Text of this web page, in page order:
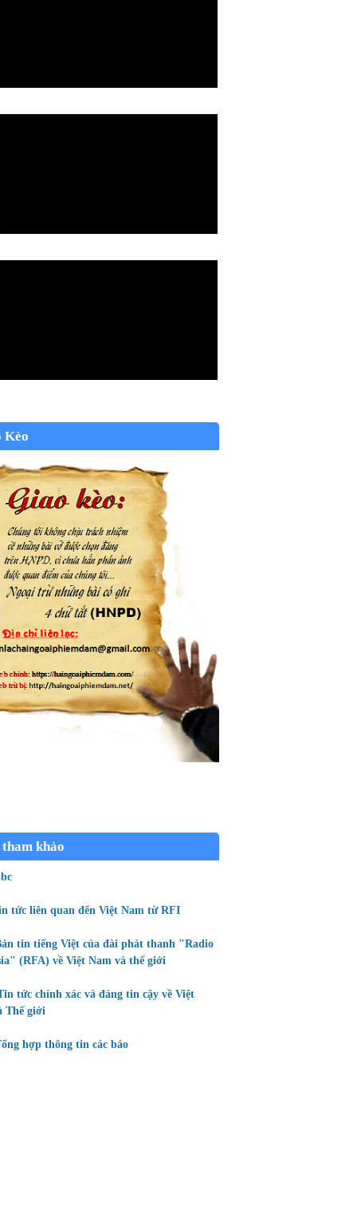
Kèo
tham khảo
tức liên quan đến Việt Nam từ RFI
tin tiếng Việt của đài phát thanh "Radio
(RFA) về Việt Nam và thế giới
tức chính xác và đáng tin cậy về Việt
Thế giới
hợp thông tin các báo